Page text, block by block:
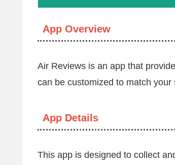
App Overview
Air Reviews is an app that
can be customized to match your
App Details
This app is designed to collect